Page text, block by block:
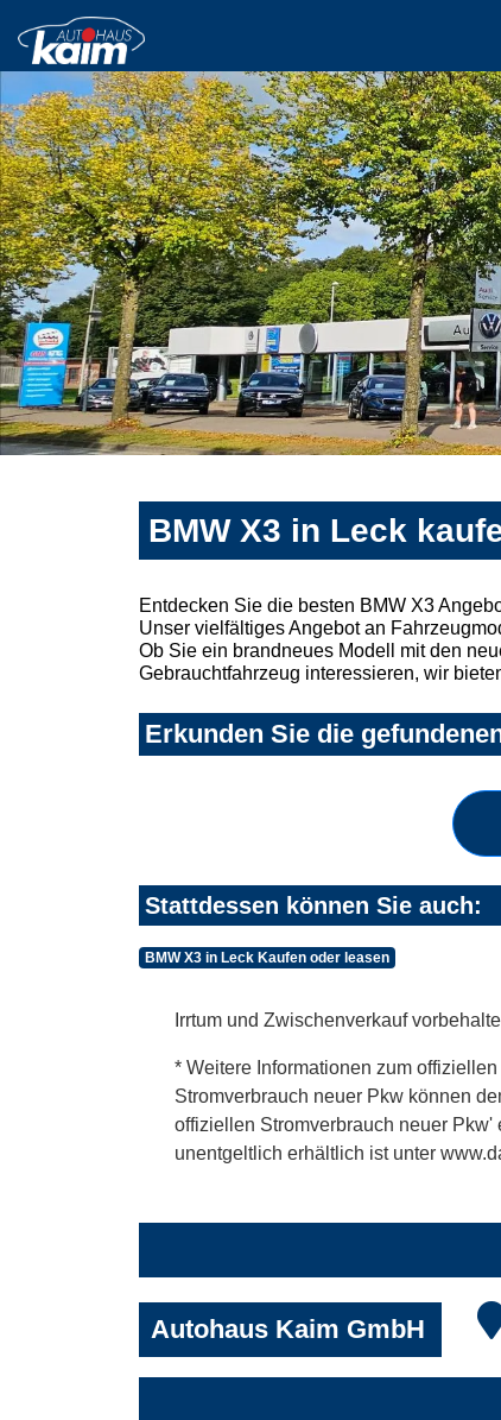
BMW X3 in Leck
Entdecken Sie die besten BMW X3
Unser vielfältiges Angebot an
Ob Sie ein brandneues Modell mit den
Gebrauchtfahrzeug interessieren, wir
Erkunden Sie die
Stattdessen können Sie auch:
BMW X3 in Leck Kaufen oder leasen
Irrtum und Zwischenverkauf
* Weitere Informationen zum
Stromverbrauch neuer Pkw können
offiziellen Stromverbrauch neuer
unentgeltlich erhältlich ist unter
Autohaus Kaim GmbH